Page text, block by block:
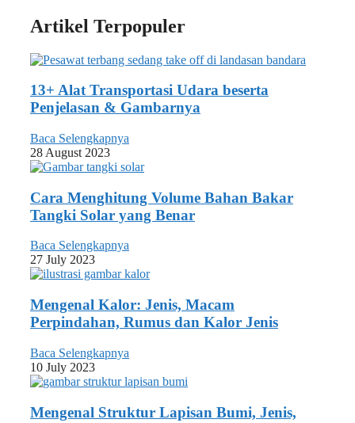
Artikel Terpopuler
13+ Alat Transportasi Udara beserta
Penjelasan & Gambarnya
Baca Selengkapnya
28 August 2023
Cara Menghitung Volume Bahan Bakar
Tangki Solar yang Benar
Baca Selengkapnya
27 July 2023
Mengenal Kalor: Jenis, Macam
Perpindahan, Rumus dan Kalor Jenis
Baca Selengkapnya
10 July 2023
Mengenal Struktur Lapisan Bumi, Jenis,